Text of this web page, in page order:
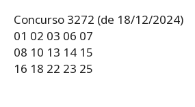
Concurso 3272 (de 18/12/2024)
01 02 03 06 07
08 10 13 14 15
16 18 22 23 25